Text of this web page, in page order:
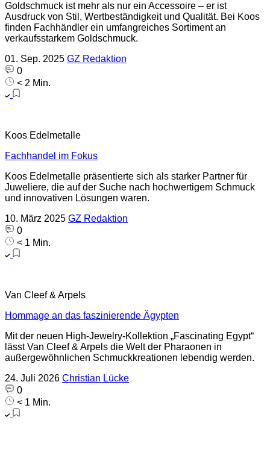
Goldschmuck ist mehr als nur ein Accessoire – er ist
Ausdruck von Stil, Wertbeständigkeit und Qualität. Bei Koos
finden Fachhändler ein umfangreiches Sortiment an
verkaufsstarkem Goldschmuck.
01. Sep. 2025 GZ Redaktion
0
< 2 Min.
Koos Edelmetalle
Fachhandel im Fokus
Koos Edelmetalle präsentierte sich als starker Partner für
Juweliere, die auf der Suche nach hochwertigem Schmuck
und innovativen Lösungen waren.
10. März 2025 GZ Redaktion
0
< 1 Min.
Van Cleef & Arpels
Hommage an das faszinierende Ägypten
Mit der neuen High-Jewelry-Kollektion „Fascinating Egypt“
lässt Van Cleef & Arpels die Welt der Pharaonen in
außergewöhnlichen Schmuckkreationen lebendig werden.
24. Juli 2026 Christian Lücke
0
< 1 Min.